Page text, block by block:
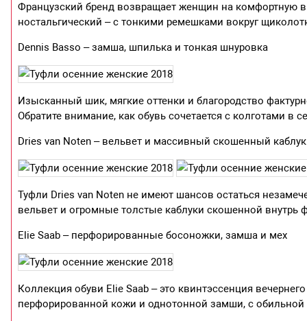
Французский бренд возвращает женщин на комфортную
ностальгический – с тонкими ремешками вокруг
Dennis Basso – замша, шпилька и тонкая шнуровка
Изысканный шик, мягкие оттенки и благородство
Обратите внимание, как обувь сочетается с колготами в
Dries van Noten – вельвет и массивный скошенный каблук
Туфли Dries van Noten не имеют шансов остаться
вельвет и огромные толстые каблуки скошенной внутрь
Elie Saab – перфорированные босоножки, замша и мех
Коллекция обуви Elie Saab – это квинтэссенция
перфорированной кожи и однотонной замши, с обильной